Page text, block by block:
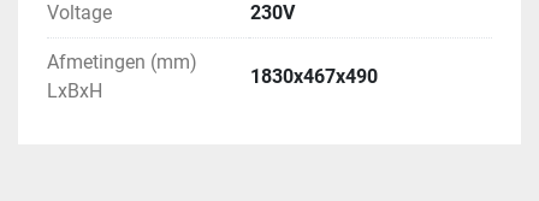
Voltage 230V
Afmetingen (mm)
LxBxH
1830x467x490